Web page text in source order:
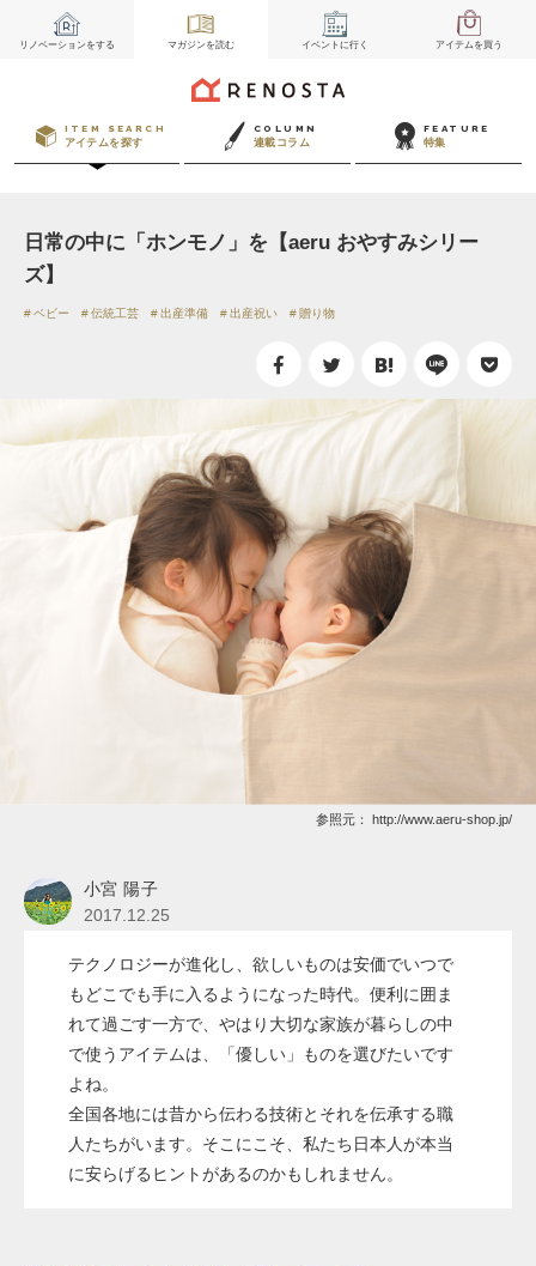
リノベーションをする マガジンを読む イベント に行く アイテムを買う
ITEM SEARCH
アイテムを探す
COLUMN
連載コラム
FEATURE
特集
日常の中に「ホンモノ」を【aeru おやすみシリー
ズ】
ベビー 伝統工芸 出産準備 出産祝い 贈り物
参照元： http://www.aeru-shop.jp/
小宮 陽子
2017.12.25
テクノロジーが進化し、欲しいものは安価でいつで
もどこでも手に入るようになった時代。便利に囲ま
れて過ごす一方で、やはり大切な家族が暮らしの中
で使うアイテムは、「優しい」ものを選びたいです
よね。
全国各地には昔から伝わる技術とそれを伝承する職
人たちがいます。そこにこそ、私たち日本人が本当
に安らげるヒントがあるのかもしれません。